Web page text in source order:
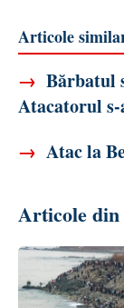
Articole
→ Bărbatul
Atacatorul
→ Atac la
Articole din